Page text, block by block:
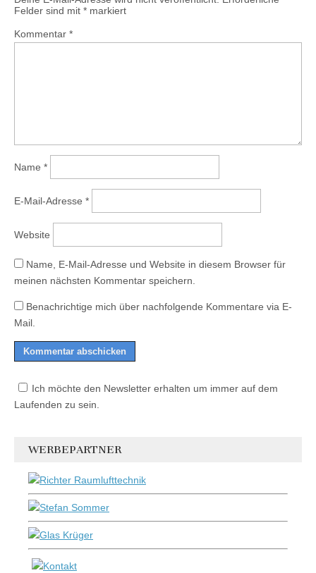
Felder sind mit * markiert
Kommentar *
Name *
E-Mail-Adresse *
Website
Name, E-Mail-Adresse und Website in diesem Browser für
meinen nächsten Kommentar speichern.
Benachrichtige mich über nachfolgende Kommentare via E-
Mail.
Ich möchte den Newsletter erhalten um immer auf dem
Laufenden zu sein.
WERBEPARTNER